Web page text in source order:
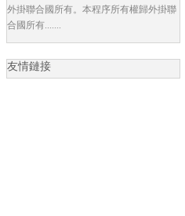
外掛聯合國所有。本程序所有權歸外掛聯
合國所有.......
友情鏈接